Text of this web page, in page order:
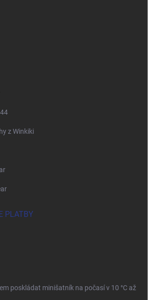
z Winkiki
PLATBY
poskládat minišatník na počasí v 10 °C až